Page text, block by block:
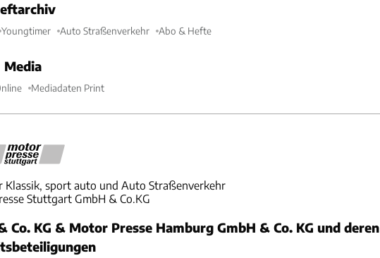
Youngtimer Auto Straßenverkehr Abo & Hefte
Media
Mediadaten Print
sport auto und Auto Straßenverkehr
Stuttgart GmbH & Co.KG
KG & Motor Presse Hamburg GmbH & Co. KG und deren